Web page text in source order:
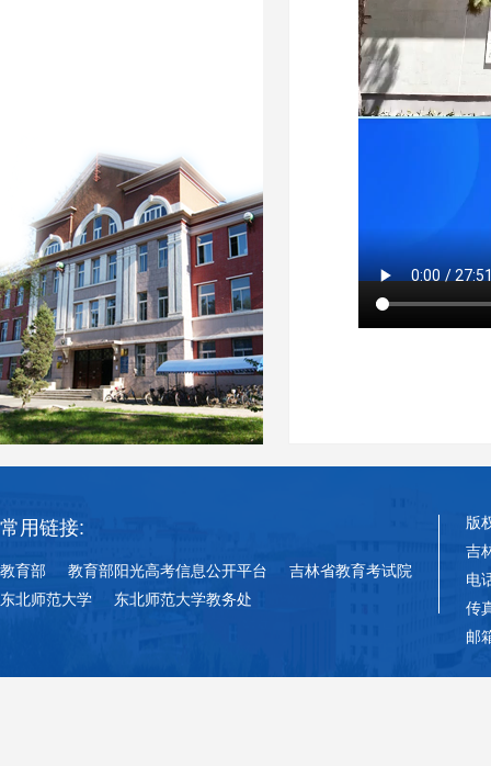
常用链接:
教育部 教育部阳光高考信息公开平台
吉林省教育考试院
东北师范大学
东北师范大学教务处
版
吉
电
传
邮